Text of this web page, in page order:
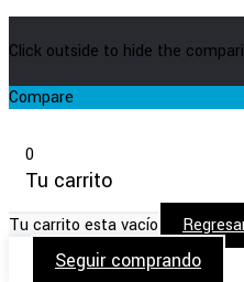
Click outside to hide the
Compare
0
Tu carrito
Tu carrito esta vacío
Seguir comprando